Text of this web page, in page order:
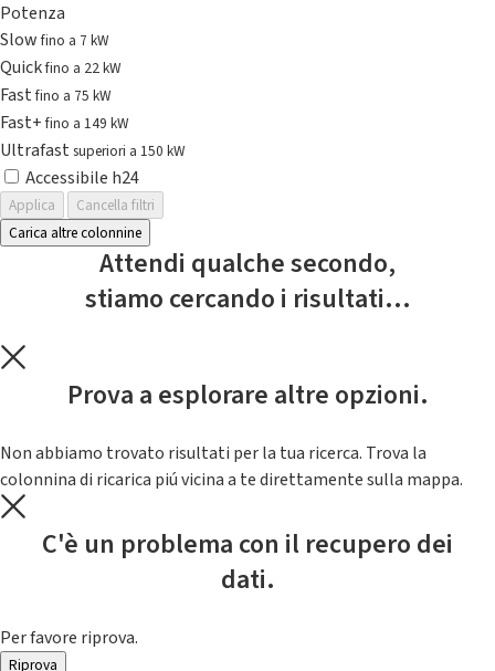
Potenza
Slowfino a 7 kW
Quickfino a 22 kW
Fastfino a 75 kW
Fast+fino a 149 kW
Ultrafast superiori a 150 kW
Accessibile h24
Applica
Cancella filtri
Carica altre colonnine
Attendi qualche secondo,
stiamo cercando i risultati...
Prova a esplorare altre opzioni.
Non abbiamo trovato risultati per la tua ricerca. Trova la
colonnina di ricarica piú vicina a te direttamente sulla mappa.
C'è un problema con il recupero dei
dati.
Per favore riprova.
Riprova